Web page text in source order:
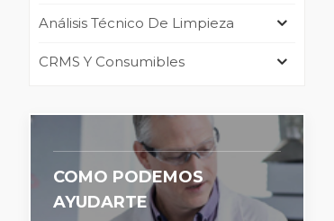
Análisis Técnico De Limpieza
CRMS Y Consumibles
COMO PODEMOS
AYUDARTE